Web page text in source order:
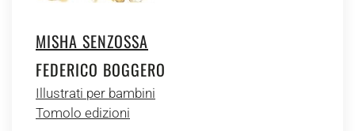
MISHA SENZOSSA
FEDERICO BOGGERO
Illustrati per bambini
Tomolo edizioni